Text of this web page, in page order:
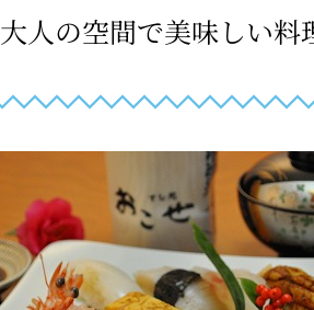
大人の空間で美味しい料